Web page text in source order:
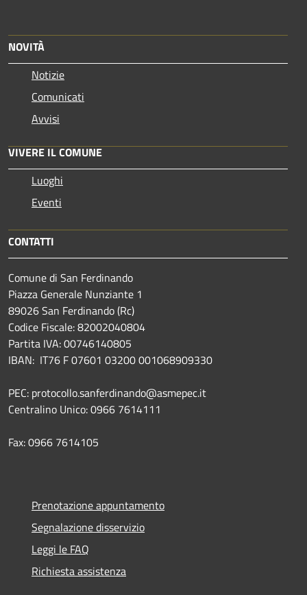
NOVITÀ
Notizie
Comunicati
Avvisi
VIVERE IL COMUNE
Luoghi
Eventi
CONTATTI
Comune di San Ferdinando
Piazza Generale Nunziante 1
89026 San Ferdinando (Rc)
Codice Fiscale: 82002040804
Partita IVA: 00746140805
IBAN: IT76 F 07601 03200 001068909330
PEC: protocollo.sanferdinando@asmepec.it
Centralino Unico: 0966 7614111
Fax: 0966 7614105
Prenotazione appuntamento
Segnalazione disservizio
Leggi le FAQ
Richiesta assistenza